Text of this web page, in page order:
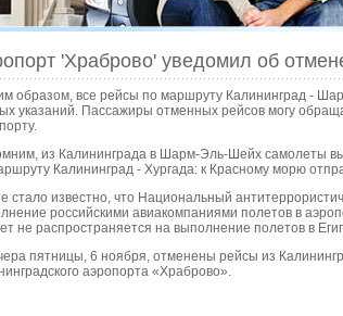
'Храброво' уведомил об
образом, все рейсы по маршруту Калининград -
указаний. Пассажиры отменных рейсов могу
из Калининграда в Шарм-Эль-Шейх самолеты
Калининград - Хургада: к Красному морю
стало известно, что Национальный
российскими авиакомпаниями полетов в
не распространяется на выполнение полетов в
пятницы, 6 ноября, отменены рейсы из
аэропорта «Храброво».